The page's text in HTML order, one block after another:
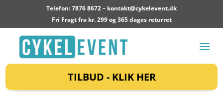
Telefon: 7876 8672 – kontakt@cykelevent.dk
Fri Fragt fra kr. 299 og 365 dages returret
TILBUD - KLIK HER